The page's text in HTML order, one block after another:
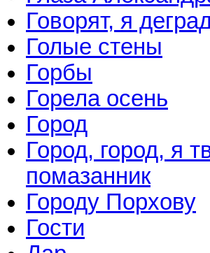
Говорят, я
Голые стены
Горбы
Горела осень
Город
Город, город, я
помазанник
Городу Порхову
Гости